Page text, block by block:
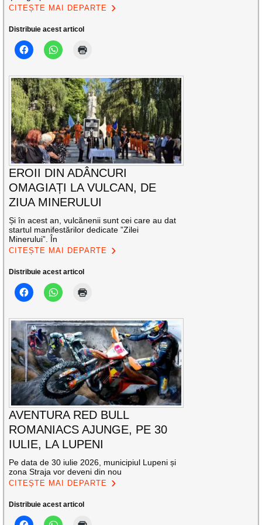
CITEȘTE MAI DEPARTE
Distribuie acest articol
EROII DIN ADÂNCURI
OMAGIAȚI LA VULCAN, DE
ZIUA MINERULUI
Și în acest an, vulcănenii sunt cei care au dat
startul manifestărilor dedicate ”Zilei
Minerului”. În
CITEȘTE MAI DEPARTE
Distribuie acest articol
AVENTURA RED BULL
ROMANIACS AJUNGE, PE 30
IULIE, LA LUPENI
Pe data de 30 iulie 2026, municipiul Lupeni și
zona Straja vor deveni din nou
CITEȘTE MAI DEPARTE
Distribuie acest articol